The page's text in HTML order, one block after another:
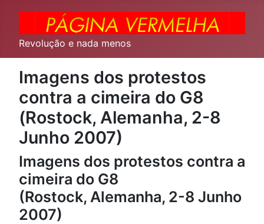
Revolução e nada menos
Imagens dos protestos
contra a cimeira do G8
(Rostock, Alemanha, 2-8
Junho 2007)
Imagens dos protestos contra a
cimeira do G8
(Rostock, Alemanha, 2-8 Junho
2007)